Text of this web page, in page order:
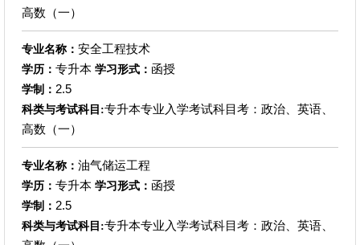
高数（一）
专业名称： 安全工程技术
学历： 专升本 学习形式： 函授
学制： 2.5
科类与考试科目:专升本专业入学考试科目考：政治、英语、
高数（一）
专业名称： 油气储运工程
学历： 专升本 学习形式： 函授
学制： 2.5
科类与考试科目:专升本专业入学考试科目考：政治、英语、